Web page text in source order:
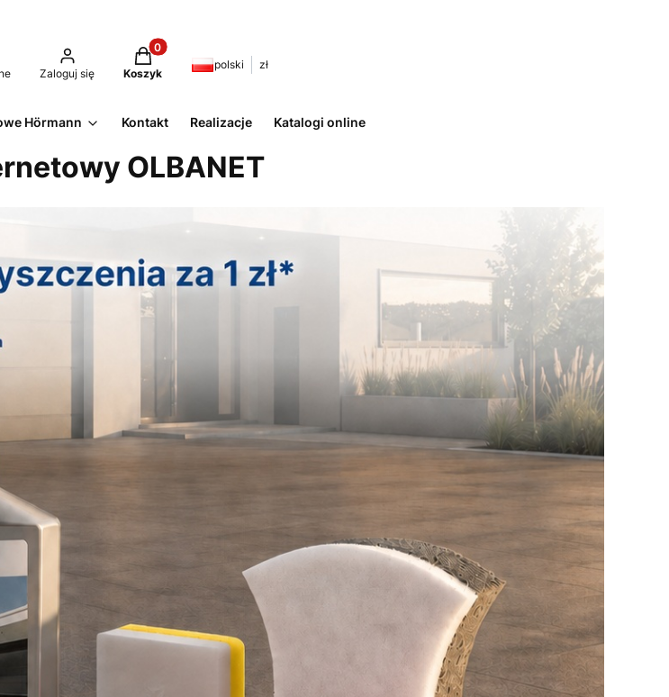
Zaloguj się
Produkty w koszyku: 0. Zobacz szczegóły
Koszyk
polski zł
Hörmann Kontakt Realizacje Katalogi online
OLBANET